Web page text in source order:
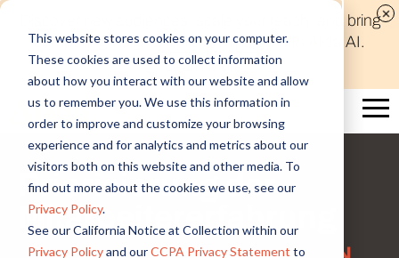
This website stores cookies on your computer.
These cookies are used to collect information
about how you interact with our website and allow
us to remember you. We use this information in
order to improve and customize your browsing
experience and for analytics and metrics about our
visitors both on this website and other media. To
find out more about the cookies we use, see our
Privacy Policy.
See our California Notice at Collection within our
Privacy Policyand ourCCPA Privacy Statement to
Discover new audiences, scale your reach, and bring
compelling insights to life in minutes with Alida AI.
Learn More
Priorisierung der
Mitarbeitererfahrung